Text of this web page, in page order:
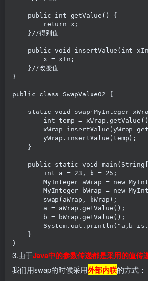
    public int getValue() {
        return x;
    }//得到值
public void insertValue(int
        x = xIn;
    }//改变值
}
public class SwapValue02 {
static void swap(MyInteger
int temp =
        yWrap.insertValue(temp);
    }
public static void
        int a = 23, b = 25;
MyInteger aWrap = new
MyInteger bWrap = new
        swap(aWrap, bWrap);
        a = aWrap.getValue();
        b = bWrap.getValue();
System.out.println("a,b
    }
3.由于Java中的参数传递都是采用的值传
我们用swap的时候采用外部内联的方式